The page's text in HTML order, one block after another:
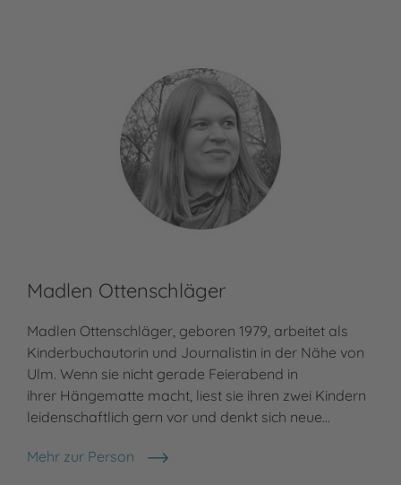
Madlen Ottenschläger
Madlen Ottenschläger, geboren 1979, arbeitet als
Kinderbuchautorin und Journalistin in der Nähe von
Ulm. Wenn sie nicht gerade Feierabend in
ihrer Hängematte macht, liest sie ihren zwei Kindern
leidenschaftlich gern vor und denkt sich neue…
Mehr zur Person
Madlen Ottenschläger